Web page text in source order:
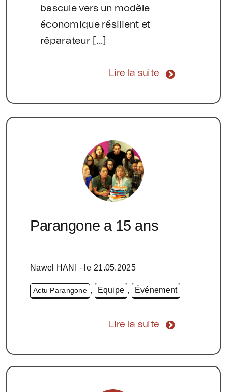
bascule vers un modèle
économique résilient et
réparateur [...]
Lire la suite
Parangone a 15 ans
Nawel HANI - le 21.05.2025
Actu Parangone , Equipe , Événement
Lire la suite